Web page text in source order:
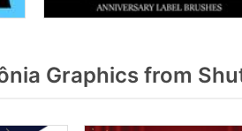
Graphics from